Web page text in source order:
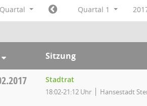
Quartal Quartal 1
Sitzung
Stadtrat
18:02-21:12 Uhr Hansestadt